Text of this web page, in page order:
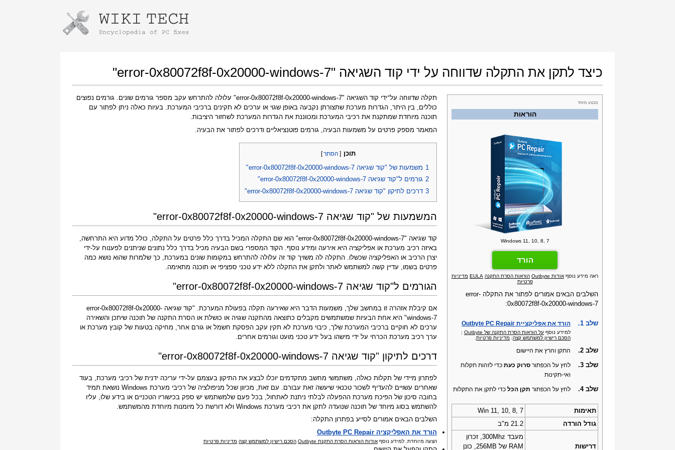
כיצד לתקן את התקלה שדווחה על ידי קוד השגיאה "error-0x80072f8f-0x20000-windows-7"
מבצע מיוחד
הוראות
Windows 11, 10, 8, 7
הורד
ראה מידע נוסף אודות Outbyte הוראות הסרת התקנה EULA מדיניות
פרטיות
השלבים הבאים אמורים לפתור את התקלה error-
0x80072f8f-0x20000-windows-7:
שלב 1. הורד את אפליקציית Outbyte PC Repair
למידע נוסף על הוראות הסרת התקנה של Outbyte
;
הסכם רישיון למשתמש קצה; מדיניות פרטיות
שלב 2. התקן והרץ את היישום
שלב 3. לחץ על הכפתור סרוק כעת כדי לזהות תקלות
ואי-תקינות
שלב 4. לחץ על הכפתור תקן הכל כדי לתקן את התקלות
תאימות
Win 11, 10, 8, 7
גודל הורדה
21.2 מ"ב
דרישות
מעבד 300Mhz, זכרון
RAM של 256MB, כונן
תקלה שדווחה על־ידי קוד השגיאה "error-0x80072f8f-0x20000-windows-7" עלולה להתרחש עקב מספר גורמים שונים. גורמים נפוצים
כוללים, בין היתר, הגדרות מערכת שתצורתן נקבעה באופן שגוי או ערכים לא תקינים ברכיבי המערכת. בעיות כאלה ניתן לפתור עם
תוכנה מיוחדת שמתקנת את רכיבי המערכת ומכווננת את הגדרות המערכת לשחזור היציבות.
המאמר מספק פרטים על משמעות הבעיה, גורמים פוטנציאליים ודרכים לפתור את הבעיה.
תוכן [ הסתר]
1 משמעות של "קוד שגיאה error-0x80072f8f-0x20000-windows-7"
2 גורמים ל"קוד שגיאה error-0x80072f8f-0x20000-windows-7"
3 דרכים לתיקון "קוד שגיאה error-0x80072f8f-0x20000-windows-7"
המשמעות של "קוד שגיאה error-0x80072f8f-0x20000-windows-7"
קוד שגיאה "error-0x80072f8f-0x20000-windows-7" הוא שם התקלה המכיל בדרך כלל פרטים על התקלה, כולל מדוע היא התרחשה,
באיזה רכיב מערכת או אפליקציה היא אירעה ומידע נוסף. הקוד המספרי בשם הבעיה מכיל בדרך כלל נתונים שניתנים לפענוח על-ידי
יצרן הרכיב או האפליקציה שכשלו. התקלה לה משויך קוד זה עלולה להתרחש במקומות שונים במערכת, כך שלמרות שהוא נושא כמה
פרטים בשמו, עדיין קשה למשתמש לאתר ולתקן את התקלה ללא ידע טכני ספציפי או תוכנה מתאימה.
הגורמים ל"קוד שגיאה error-0x80072f8f-0x20000-windows-7"
אם קיבלת אזהרה זו במחשב שלך, משמעות הדבר היא שאירעה תקלה בפעולת המערכת. "קוד שגיאה error-0x80072f8f-0x20000-
windows-7" היא אחת הבעיות שמשתמשים מקבלים כתוצאה מהתקנה שגויה או כושלת או הסרת התקנה של תוכנה שיתכן והשאירה
ערכים לא חוקיים ברכיבי המערכת שלך, כיבוי מערכת לא תקין עקב הפסקת חשמל או גורם אחר, מחיקה בטעות של קובץ מערכת או
ערך רכיב מערכת הכרחי על ידי מישהו בעל ידע טכני מועט וגורמים אחרים.
דרכים לתיקון "קוד שגיאה error-0x80072f8f-0x20000-windows-7"
לפתרון מיידי של תקלות כאלה, משתמשי מחשב מתקדמים יוכלו לבצע את התיקון בעצמם על-ידי עריכה ידנית של רכיבי מערכת, בעוד
שאחרים עשויים להעדיף לשכור טכנאי שיעשה זאת עבורם. עם זאת, מכיוון שכל מניפולציה של רכיבי מערכת Windows נושאת תמיד
בחובה סיכון של הפיכת מערכת ההפעלה לבלתי ניתנת לאתחול, בכל פעם שלמשתמש יש ספק בכישוריו הטכניים או בידע שלו, עליו
להשתמש בסוג מיוחד של תוכנה שנועדה לתקן את רכיבי מערכת Windows ולא דורשת כל מיומנות מיוחדת מהמשתמש.
השלבים הבאים אמורים לסייע בפתרון התקלה:
הורד את האפליקציה Outbyte PC Repair
הצעה מיוחדת. למידע נוסף אודות הוראות הסרת התקנת Outbyte הסכם רישיון למשתמש קצה מדיניות פרטיות
Instructions for downloading using Google Chrome
In the next window that pops up (UAC) click
to allow application to make changes